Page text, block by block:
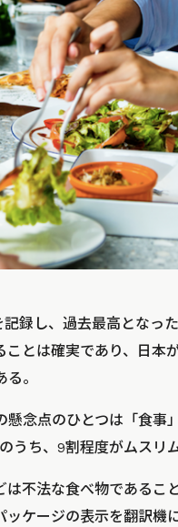
録し、過去最高となっ
とは確実であり、日本
。
懸念点のひとつは「食
うち、9割程度がムスリ
不法な食べ物であるこ
ケージの表示を翻訳機